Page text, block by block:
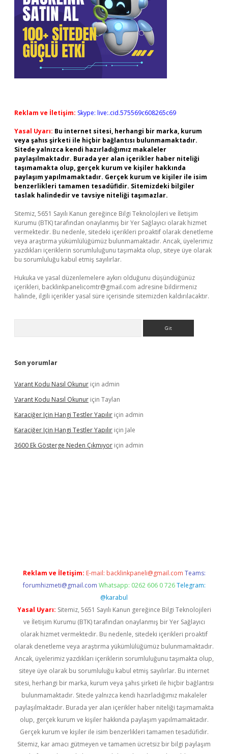
Reklam ve İletişim: Skype: live:.cid.575569c608265c69
Yasal Uyarı: Bu internet sitesi, herhangi bir marka, kurum
veya şahıs şirketi ile hiçbir bağlantısı bulunmamaktadır.
Sitede yalnızca kendi hazırladığımız makaleler
paylaşılmaktadır. Burada yer alan içerikler haber niteliği
taşımamakta olup, gerçek kurum ve kişiler hakkında
paylaşım yapılmamaktadır. Gerçek kurum ve kişiler ile isim
benzerlikleri tamamen tesadüfidir. Sitemizdeki bilgiler
taslak halindedir ve tavsiye niteliği taşımazlar.
Sitemiz, 5651 Sayılı Kanun gereğince Bilgi Teknolojileri ve İletişim
Kurumu (BTK) tarafından onaylanmış bir Yer Sağlayıcı olarak hizmet
vermektedir. Bu nedenle, sitedeki içerikleri proaktif olarak denetleme
veya araştırma yükümlülüğümüz bulunmamaktadır. Ancak, üyelerimiz
yazdıkları içeriklerin sorumluluğunu taşımakta olup, siteye üye olarak
bu sorumluluğu kabul etmiş sayılırlar.
Hukuka ve yasal düzenlemelere aykırı olduğunu düşündüğünüz
içerikleri, backlinkpanelicomtr@gmail.com adresine bildirmeniz
halinde, ilgili içerikler yasal süre içerisinde sitemizden kaldırılacaktır.
Son yorumlar
Varant Kodu Nasıl Okunur için admin
Varant Kodu Nasıl Okunur için Taylan
Karaciğer Için Hangi Testler Yapılır için admin
Karaciğer Için Hangi Testler Yapılır için Jale
3600 Ek Gösterge Neden Çıkmıyor için admin
Reklam ve İletişim: E-mail: backlinkpaneli@gmail.com Teams:
forumhizmeti@gmail.com Whatsapp: 0262 606 0 726 Telegram:
@karabul
Yasal Uyarı: Sitemiz, 5651 Sayılı Kanun gereğince Bilgi Teknolojileri
ve İletişim Kurumu (BTK) tarafından onaylanmış bir Yer Sağlayıcı
olarak hizmet vermektedir. Bu nedenle, sitedeki içerikleri proaktif
olarak denetleme veya araştırma yükümlülüğümüz bulunmamaktadır.
Ancak, üyelerimiz yazdıkları içeriklerin sorumluluğunu taşımakta olup,
siteye üye olarak bu sorumluluğu kabul etmiş sayılırlar. Bu internet
sitesi, herhangi bir marka, kurum veya şahıs şirketi ile hiçbir bağlantısı
bulunmamaktadır. Sitede yalnızca kendi hazırladığımız makaleler
paylaşılmaktadır. Burada yer alan içerikler haber niteliği taşımamakta
olup, gerçek kurum ve kişiler hakkında paylaşım yapılmamaktadır.
Gerçek kurum ve kişiler ile isim benzerlikleri tamamen tesadüfidir.
Sitemiz, kar amacı gütmeyen ve tamamen ücretsiz bir bilgi paylaşım